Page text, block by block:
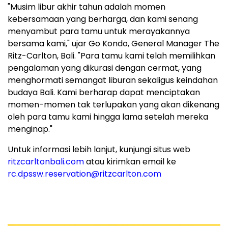
"Musim libur akhir tahun adalah momen
kebersamaan yang berharga, dan kami senang
menyambut para tamu untuk merayakannya
bersama kami," ujarGo Kondo, General Manager The
Ritz-Carlton, Bali. "Para tamu kami telah memilihkan
pengalaman yang dikurasi dengan cermat, yang
menghormati semangat liburan sekaligus keindahan
budaya Bali. Kami berharap dapat menciptakan
momen-momen tak terlupakan yang akan dikenang
oleh para tamu kami hingga lama setelah mereka
menginap."
Untuk informasi lebih lanjut, kunjungi situs web
ritzcarltonbali.comatau kirimkanemail ke
rc.dpssw.reservation@ritzcarlton.com